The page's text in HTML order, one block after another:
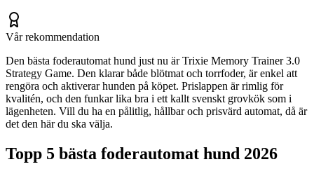
Vår rekommendation
Den bästa foderautomat hund just nu är Trixie Memory Trainer 3.0
Strategy Game. Den klarar både blötmat och torrfoder, är enkel att
rengöra och aktiverar hunden på köpet. Prislappen är rimlig för
kvalitén, och den funkar lika bra i ett kallt svenskt grovkök som i
lägenheten. Vill du ha en pålitlig, hållbar och prisvärd automat, då är
det den här du ska välja.
Topp 5 bästa foderautomat hund 2026